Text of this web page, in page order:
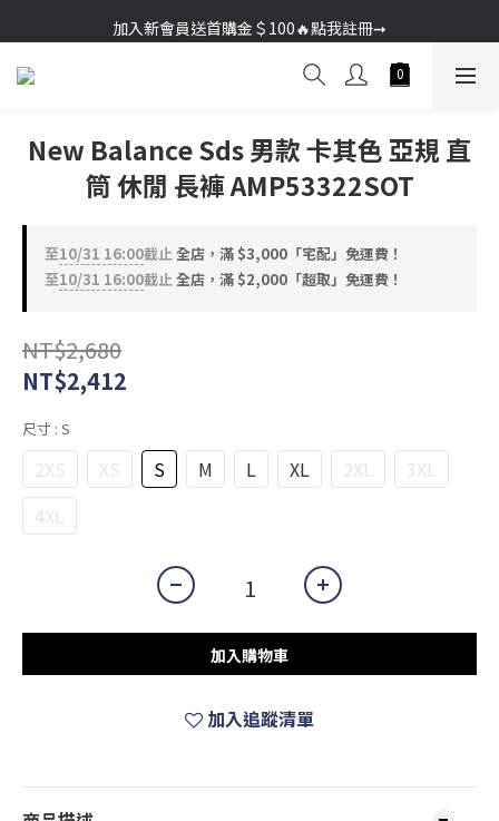
加入新會員送首購金＄100🔥點我註冊➞
加入新會員送首購金＄100🔥點我註冊➞
New Balance Sds 男款 卡其色 亞規 直
筒 休閒 長褲 AMP53322SOT
至10/31 16:00截止全店，滿 $3,000「宅配」免運費！
至10/31 16:00截止全店，滿 $2,000「超取」免運費！
NT$2,680
NT$2,412
尺寸 : S
2XS XS S M L XL 2XL
3XL
4XL
加入購物車
加入追蹤清單